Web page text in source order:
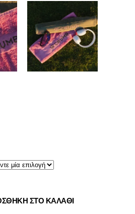
ΣΤΟ ΚΑΛΆΘΙ